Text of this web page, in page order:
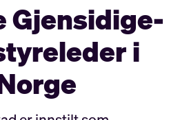
Gjensidige-
i